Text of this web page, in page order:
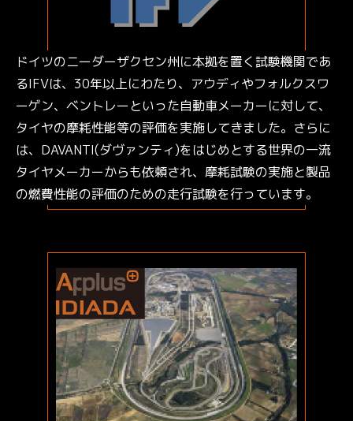
ドイツのニーダーザクセン州に本拠を置く試験機関であ
るIFVは、30年以上にわたり、アウディやフォルクスワ
ーゲン、ベントレーといった自動車メーカーに対して、
タイヤの摩耗性能等の評価を実施してきました。さらに
は、DAVANTI(ダヴァンティ)をはじめとする世界の一流
タイヤメーカーからも依頼され、摩耗試験の実施と製品
の燃費性能の評価のための走行試験を行っています。